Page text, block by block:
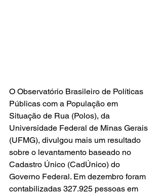
O Observatório Brasileiro de Políticas
Públicas com a População em
Situação de Rua (Polos), da
Universidade Federal de Minas Gerais
(UFMG), divulgou mais um resultado
sobre o levantamento baseado no
Cadastro Único (CadÚnico) do
Governo Federal. Em dezembro foram
contabilizadas 327.925 pessoas em